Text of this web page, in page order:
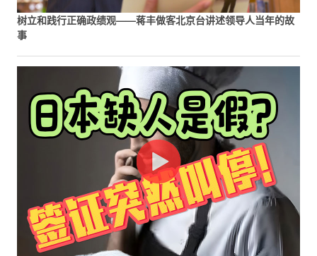
树立和践行正确政绩观——蒋丰做客北京台讲述领导人当年的故
事